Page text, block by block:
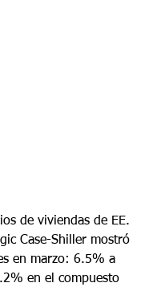
de viviendas de EE.
Case-Shiller mostró
en marzo: 6.5% a
en el compuesto